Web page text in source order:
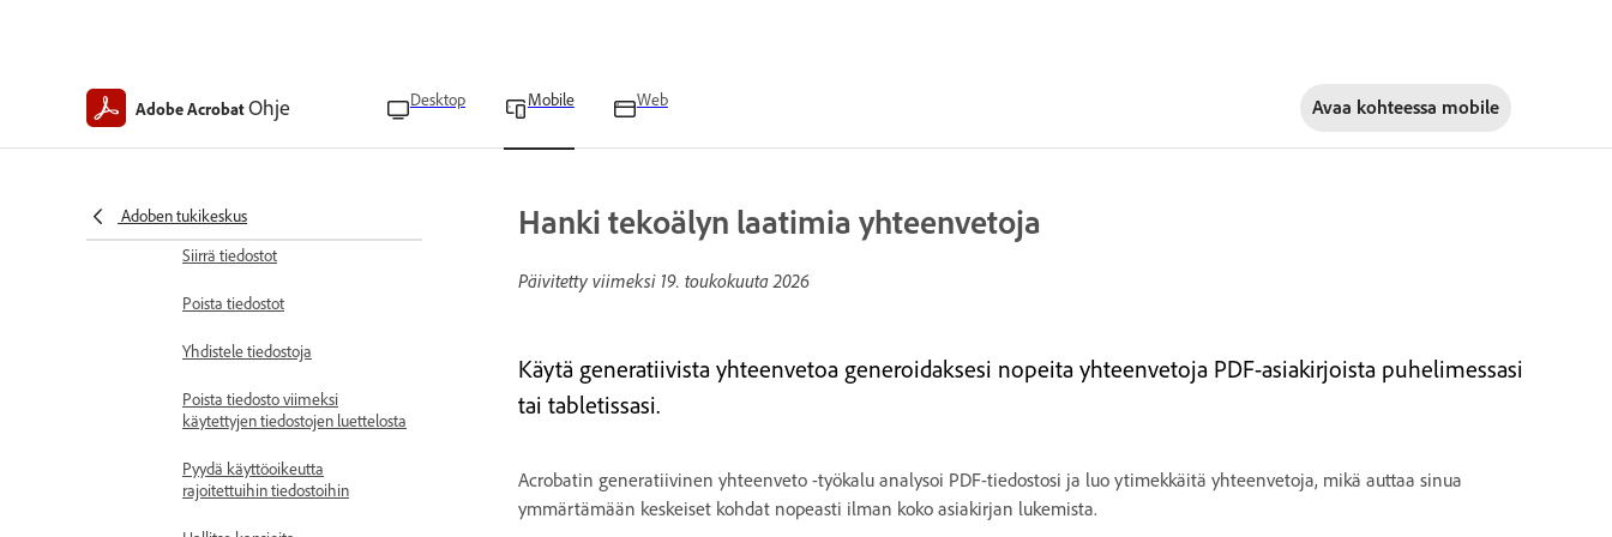
Adobe AcrobatOhje Desktop Mobile Web Avaa kohteessa mobile
Adoben tukikeskus
Tallenna kopio
Lataa paikallisia tiedostoja
Siirrä tiedostot
Poista tiedostot
Yhdistele tiedostoja
Poista tiedosto viimeksi
käytettyjen tiedostojen luettelosta
Pyydä käyttöoikeutta
rajoitettuihin tiedostoihin
Hanki tekoälyn laatimia yhteenvetoja
Päivitetty viimeksi 19. toukokuuta 2026
Käytä generatiivista yhteenvetoa generoidaksesi nopeita yhteenvetoja PDF-asiakirjoista puhelimessasi
tai tabletissasi.
Acrobatin generatiivinen yhteenveto -työkalu analysoi PDF-tiedostosi ja luo ytimekkäitä yhteenvetoja, mikä auttaa sinua
ymmärtämään keskeiset kohdat nopeasti ilman koko asiakirjan lukemista.